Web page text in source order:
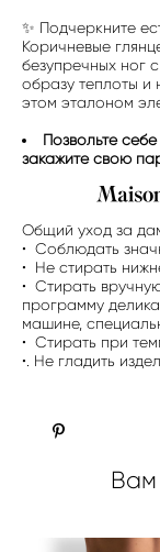
✨ Подчеркните
Коричневые
безупречных ног
образу теплоты и
этом эталоном
Позвольте
закажите свою
Общий уход за
• Соблюдать
• Не стирать
• Стирать
программу
машине,
• Стирать при
•. Не гладить
Вам